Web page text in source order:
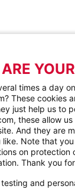
times a day
These cookies
just help us to
these allow
And they are
Note that
on
Thank you
and